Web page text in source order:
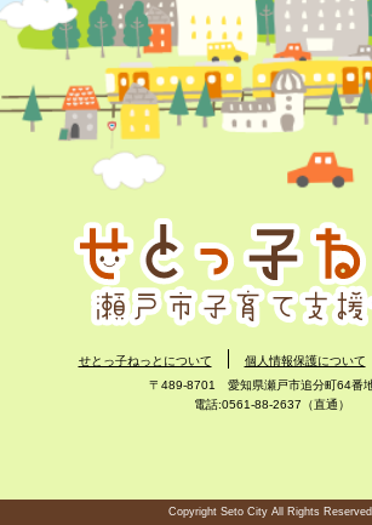
せとっ子ねっとについて 個人情報保護について
〒489-8701 愛知県瀬戸市追分町64番
電話:0561-88-2637（直通）
Copyright Seto City All Rights Reserved.